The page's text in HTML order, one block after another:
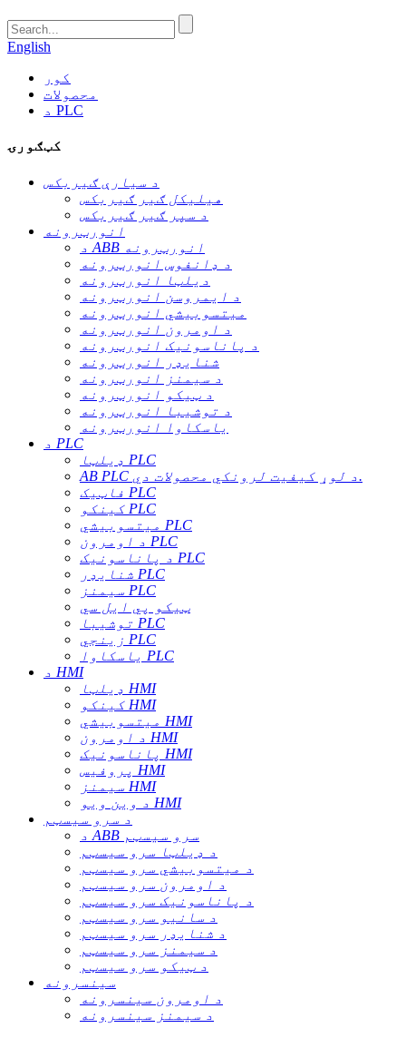
English
کور
محصولات
د PLC
کټګورۍ
د سیارې ګیربکس
هیلیکل ګیر ګیربکس
د سپر ګیر ګیربکس
انورټرونه
د ABB انورټرونه
د ډانفوس انورټرونه
دیلټا انورټرونه
د ایمروسن انورټرونه
میتسوبیشي انورټرونه
د اومرون انورټرونه
د پاناسونیک انورټرونه
شنایډر انورټرونه
د سیمنز انورټرونه
د ټیکو انورټرونه
د توشیبا انورټرونه
یاسکاوا انورټرونه
د PLC
ډیلټا PLC
AB PLC د لوړ کیفیت لرونکي محصولات دي.
فاټیک PLC
کینکو PLC
میتسوبیشي PLC
د اومرون PLC
د پاناسونیک PLC
شنایډر PLC
سیمنز PLC
ټیکو پي ایل سي
توشیبا PLC
زینجي PLC
یاسکاوا PLC
د HMI
ډیلټا HMI
کینکو HMI
میتسوبیشي HMI
د اومرون HMI
پاناسونیک HMI
پروفیس HMI
سیمنز HMI
د وین ویو HMI
د سرو سیسټم
د ABB سرو سیسټم
د ډیلټا سرو سیسټم
د میتسوبیشي سرو سیسټم
د اومرون سرو سیسټم
د پاناسونیک سرو سیسټم
د سانیو سرو سیسټم
د شنایډر سرو سیسټم
د سیمنز سرو سیسټم
د ټیکو سرو سیسټم
سینسرونه
د اومرون سینسرونه
د سیمنز سینسرونه